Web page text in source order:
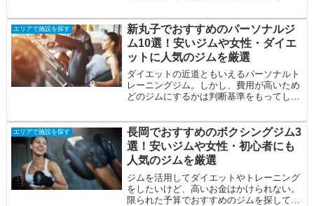
エリアで施設を探す
新丸子でおすすめのパーソナルジ
ム10選！安いジムや女性・ダイエ
ットに人気のジムを厳選
ダイエットの近道ともいえるパーソナルト
レーニングジム。しかし、費用が高いため
どのジムにするかは判断基準をもってしっ
回は、新...
エリアで施設を探す
長岡でおすすめのボクシングジム3
選！安いジムや女性・初心者にも
人気のジムを厳選
ジムを活用してダイエットやトレーニング
をしたいけど、高いお金はかけられない。
限られた予算でおすすめのジムを探してい